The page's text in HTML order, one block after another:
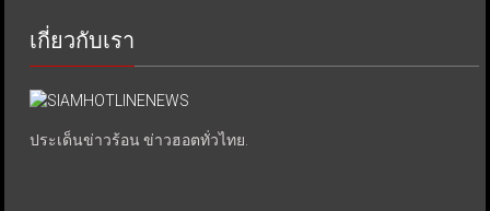
เกี่ยวกับเรา
ประเด็นข่าวร้อน ข่าวฮอตทั่วไทย.